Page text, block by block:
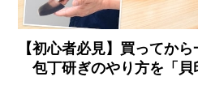
【初心者必見】買ってか
包丁研ぎのやり方を「貝